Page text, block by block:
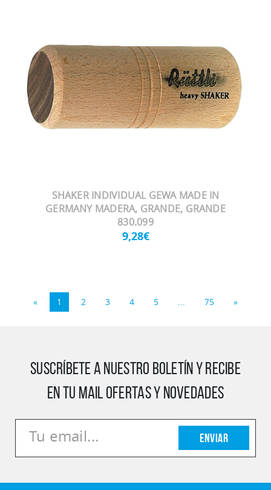
SHAKER INDIVIDUAL GEWA MADE IN
GERMANY MADERA, GRANDE, GRANDE
830.099
9,28€
« 1 2 3 4 5 ... 75 »
SUSCRÍBETE A NUESTRO BOLETÍN Y RECIBE
EN TU MAIL OFERTAS Y NOVEDADES
Enviar